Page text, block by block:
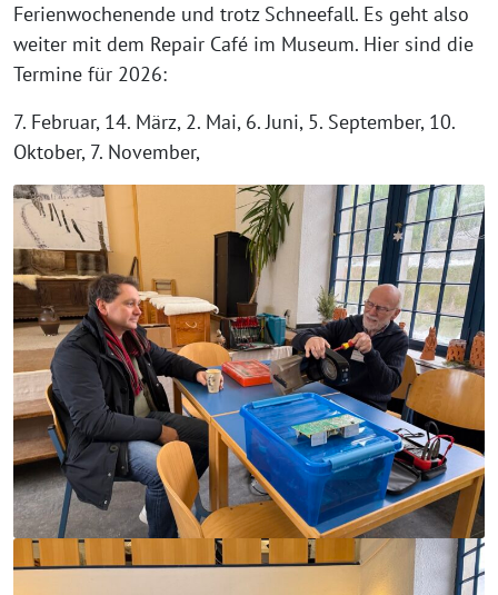
Ferienwochenende und trotz Schneefall. Es geht also
weiter mit dem Repair Café im Museum. Hier sind die
Termine für 2026:
7. Februar, 14. März, 2. Mai, 6. Juni, 5. September, 10.
Oktober, 7. November,